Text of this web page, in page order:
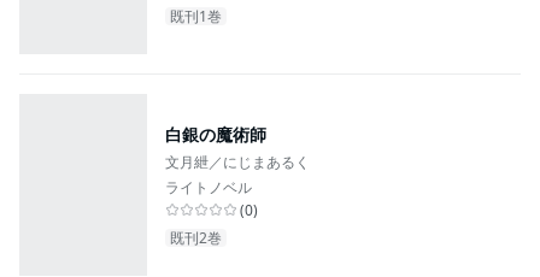
既刊1巻
白銀の魔術師
文月紲／にじまあるく
ライトノベル
(0)
既刊2巻